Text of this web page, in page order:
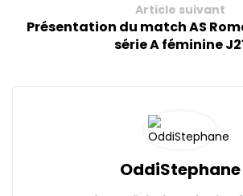
Article suivant
Présentation du match AS
série A féminine
OddiStephane